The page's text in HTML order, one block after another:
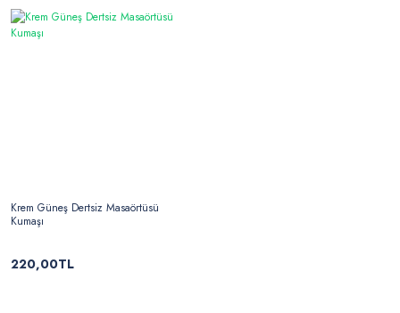
Krem Güneş Dertsiz Masaörtüsü
Kumaşı
220,00TL